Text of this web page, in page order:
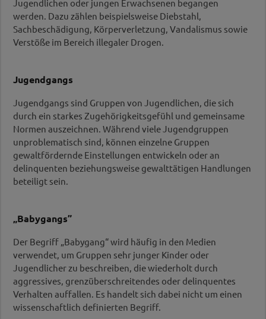
Jugendlichen oder jungen Erwachsenen begangen
werden. Dazu zählen beispielsweise Diebstahl,
Sachbeschädigung, Körperverletzung, Vandalismus sowie
Verstöße im Bereich illegaler Drogen.
Jugendgangs
Jugendgangs sind Gruppen von Jugendlichen, die sich
durch ein starkes Zugehörigkeitsgefühl und gemeinsame
Normen auszeichnen. Während viele Jugendgruppen
unproblematisch sind, können einzelne Gruppen
gewaltfördernde Einstellungen entwickeln oder an
delinquenten beziehungsweise gewalttätigen Handlungen
beteiligt sein.
„Babygangs”
Der Begriff „Babygang“ wird häufig in den Medien
verwendet, um Gruppen sehr junger Kinder oder
Jugendlicher zu beschreiben, die wiederholt durch
aggressives, grenzüberschreitendes oder delinquentes
Verhalten auffallen. Es handelt sich dabei nicht um einen
wissenschaftlich definierten Begriff.